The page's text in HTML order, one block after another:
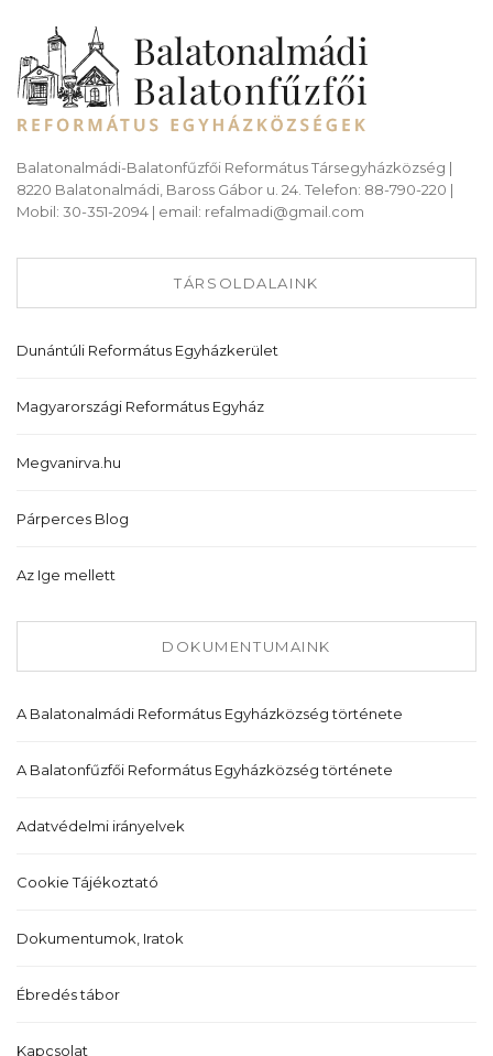
Balatonalmádi-Balatonfűzfői Református Társegyházközség |
8220 Balatonalmádi, Baross Gábor u. 24. Telefon: 88-790-220 |
Mobil: 30-351-2094 | email: refalmadi@gmail.com
TÁRSOLDALAINK
Dunántúli Református Egyházkerület
Magyarországi Református Egyház
Megvanirva.hu
Párperces Blog
Az Ige mellett
DOKUMENTUMAINK
A Balatonalmádi Református Egyházközség története
A Balatonfűzfői Református Egyházközség története
Adatvédelmi irányelvek
Cookie Tájékoztató
Dokumentumok, Iratok
Ébredés tábor
Kapcsolat